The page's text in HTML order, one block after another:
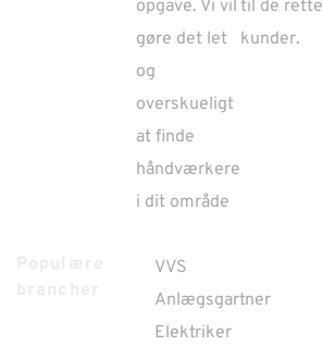
opgave. Vi vil
gøre det let
og
overskueligt
at finde
håndværkere
i dit område
til de rette
kunder.
VVS
Anlægsgartner
Elektriker